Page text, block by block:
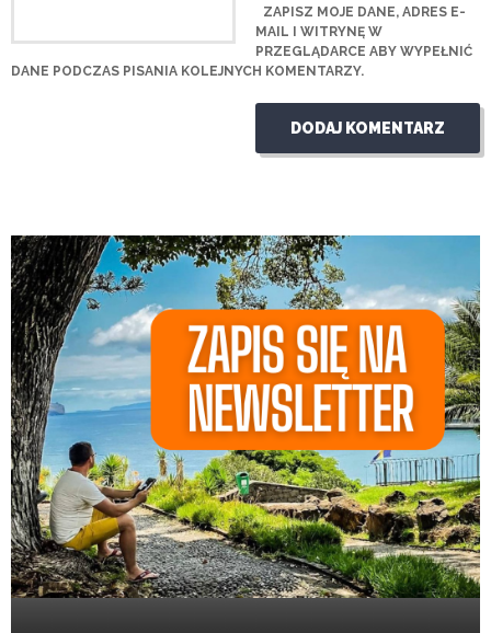
ZAPISZ MOJE DANE, ADRES E-
MAIL I WITRYNĘ W
PRZEGLĄDARCE ABY WYPEŁNIĆ
DANE PODCZAS PISANIA KOLEJNYCH KOMENTARZY.